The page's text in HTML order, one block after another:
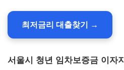
최저금리 대출찾기 →
서울시 청년 임차보증금 이자